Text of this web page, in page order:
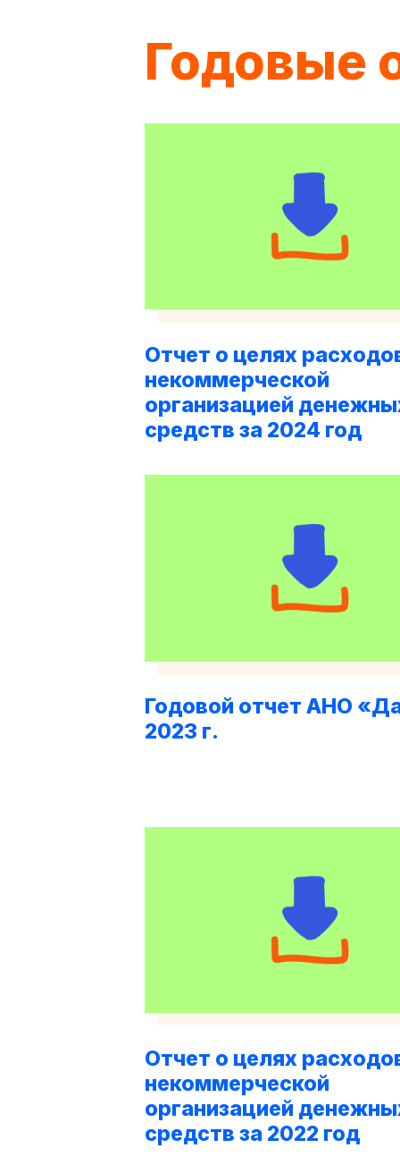
Годовые
Отчет о целях
некоммерческой
организацией
средств за 2024 год
Годовой отчет АНО
2023 г.
Отчет о целях
некоммерческой
организацией
средств за 2022 год